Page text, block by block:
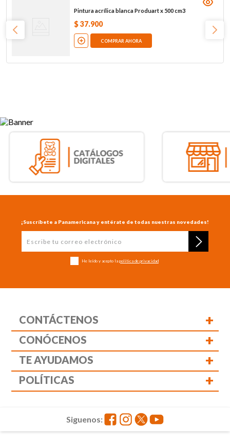
Pintura acrílica blanca Produart x 500 cm3
$ 37.900
COMPRAR AHORA
¡Suscríbete a Panamericana y entérate de todas nuestras novedades!
He leído y acepto la política de privacidad
CONTÁCTENOS +
CONÓCENOS +
TE AYUDAMOS +
POLÍTICAS +
Siguenos: